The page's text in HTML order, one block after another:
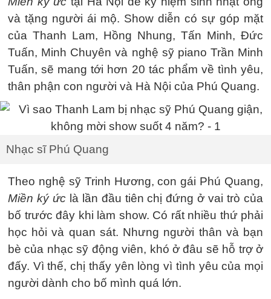
và tặng người ái mộ. Show diễn có sự góp mặt
của Thanh Lam, Hồng Nhung, Tấn Minh, Đức
Tuấn, Minh Chuyên và nghệ sỹ piano Trần Minh
Tuấn, sẽ mang tới hơn 20 tác phẩm về tình yêu,
thân phận con người và Hà Nội của Phú Quang.
Nhạc sĩ Phú Quang
Theo nghệ sỹ Trinh Hương, con gái Phú Quang,
Miền ký ứclà lần đầu tiên chị đứng ở vai trò của
bố trước đây khi làm show. Có rất nhiều thứ phải
học hỏi và quan sát. Nhưng người thân và bạn
bè của nhạc sỹ động viên, khó ở đâu sẽ hỗ trợ ở
đấy. Vì thế, chị thấy yên lòng vì tình yêu của mọi
người dành cho bố mình quá lớn.